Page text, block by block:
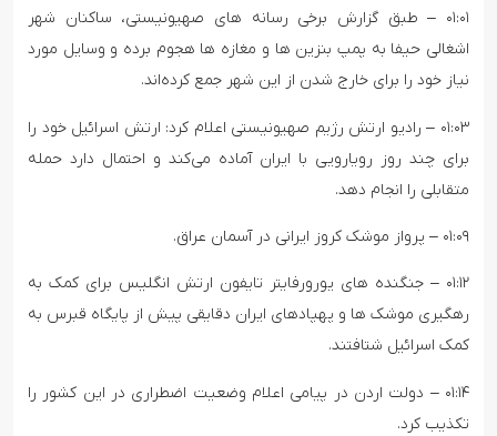
۰۱:۰۱ – طبق گزارش برخی رسانه های صهیونیستی، ساکنان شهر
اشغالی حیفا به پمپ بنزین ها و مغازه ها هجوم برده و وسایل مورد
نیاز خود را برای خارج شدن از این شهر جمع کرده‌اند.
۰۱:۰۳ – رادیو ارتش رژیم صهیونیستی اعلام کرد: ارتش اسرائیل خود را
برای چند روز رویارویی با ایران آماده می‌کند و احتمال دارد حمله
متقابلی را انجام دهد.
۰۱:۰۹ – پرواز موشک کروز ایرانی در آسمان عراق.
۰۱:۱۲ – جنگنده های یورورفایتر تایفون ارتش انگلیس برای کمک به
رهگیری موشک ها و پهپادهای ایران دقایقی پیش از پایگاه قبرس به
کمک اسرائیل شتافتند.
۰۱:۱۴ – دولت اردن در پیامی اعلام وضعیت اضطراری در این کشور را
تکذیب کرد.